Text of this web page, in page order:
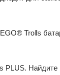
Trolls
PLUS.